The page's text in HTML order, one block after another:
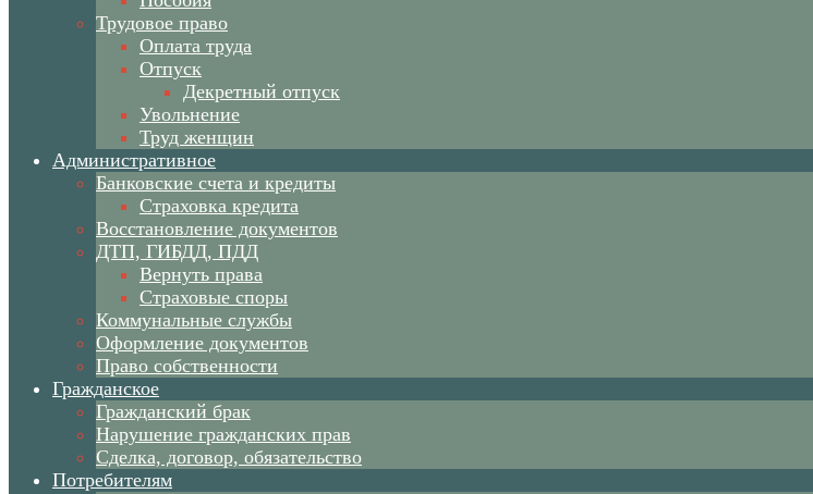
Трудовое право
Оплата труда
Отпуск
Декретный отпуск
Увольнение
Труд женщин
Административное
Банковские счета и кредиты
Страховка кредита
Восстановление документов
ДТП, ГИБДД, ПДД
Вернуть права
Страховые споры
Коммунальные службы
Оформление документов
Право собственности
Гражданское
Гражданский брак
Нарушение гражданских прав
Сделка, договор, обязательство
Потребителям